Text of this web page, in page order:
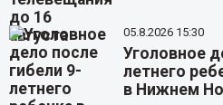
05.8.2026 15:30
Уголовное
летнего
в Нижнем